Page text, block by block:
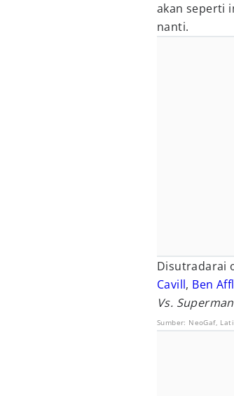
akan seperti
nanti.
Disutradarai
Cavill, Ben
Vs. Superman
Sumber: NeoGaf,